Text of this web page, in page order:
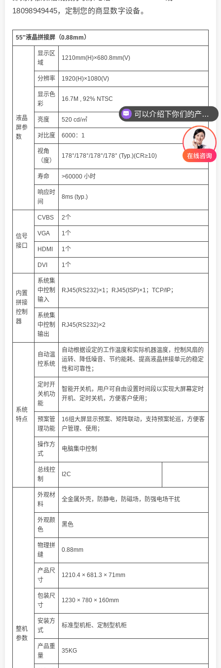
18098949445，定制您的商显数字设备。
55″液晶拼接屏（0.88mm）
液晶
屏参
数
显示区
域
1210mm(H)×680.8mm(V)
分辨率 1920(H)×1080(V)
显示色
彩
16.7M , 92% NTSC
亮度 520 cd/㎡
对比度 6000：1
视角
（度）
178°/178°/178°/178° (Typ.)(CR≥10)
寿命 >60000 小时
响应时
间
8ms (typ.)
信号
接口
CVBS 2个
VGA 1个
HDMI 1个
DVI 1个
内置
拼接
控制
器
系统集
中控制
输入
RJ45(RS232)×1；RJ45(ISP)×1；TCP/IP；
系统集
中控制
输出
RJ45(RS232)×2
系统
特点
自动温
控系统
自动根据设定的工作温度和实际机器温度，控制风扇的
运转、降低噪音、节约能耗、提高液晶拼接单元的稳定
性和可靠性；
定时开
关机功
能
智能开关机，用户可自由设置时间段以实现大屏幕定时
开机、定时关机，方便客户使用；
预案管
理功能
16组大屏显示预案、矩阵联动，支持预案轮巡，方便客
户管理、使用；
操作方
式
电脑集中控制
总线控
制
I2C
整机
参数
外观材
料
全金属外壳，防静电，防磁场，防强电场干扰
外观颜
色
黑色
物理拼
缝
0.88mm
产品尺
寸
1210.4 × 681.3 × 71mm
包装尺
寸
1230 × 780 × 160mm
安装方
式
标准型机柜、定制型机柜
产品重
量
35KG